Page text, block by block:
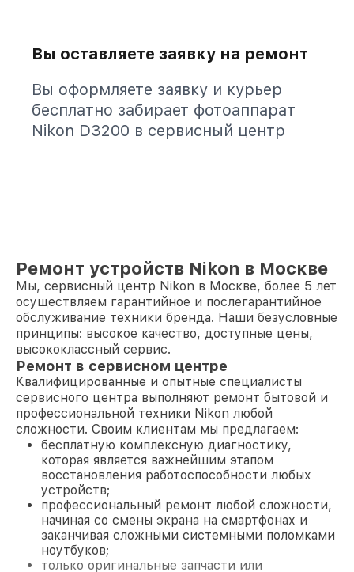
Вы оставляете заявку на ремонт
Вы оформляете заявку и курьер
бесплатно забирает фотоаппарат
Nikon D3200 в сервисный центр
Ремонт устройств Nikon в Москве
Мы, сервисный центр Nikon в Москве, более 5 лет
осуществляем гарантийное и послегарантийное
обслуживание техники бренда. Наши безусловные
принципы: высокое качество, доступные цены,
высококлассный сервис.
Ремонт в сервисном центре
Квалифицированные и опытные специалисты
сервисного центра выполняют ремонт бытовой и
профессиональной техники Nikon любой
сложности. Своим клиентам мы предлагаем:
бесплатную комплексную диагностику,
которая является важнейшим этапом
восстановления работоспособности любых
устройств;
профессиональный ремонт любой сложности,
начиная со смены экрана на смартфонах и
заканчивая сложными системными поломками
ноутбуков;
только оригинальные запчасти или